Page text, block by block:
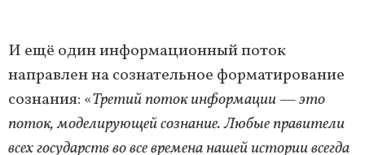
И ещё один информационный поток
направлен на сознательное форматирование
сознания: «Третий поток информации — это
поток, моделирующей сознание. Любые правители
всех государств во все времена нашей истории всегда